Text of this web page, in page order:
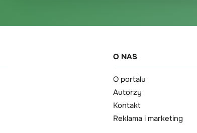
O NAS
O portalu
Autorzy
Kontakt
Reklama i marketing